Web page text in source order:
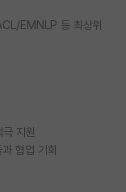
EMNLP 등 최상위
지원
협업 기회